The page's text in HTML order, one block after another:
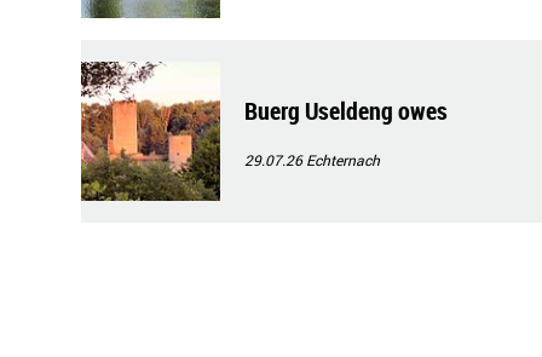
Buerg Useldeng owes
29.07.26Echternach